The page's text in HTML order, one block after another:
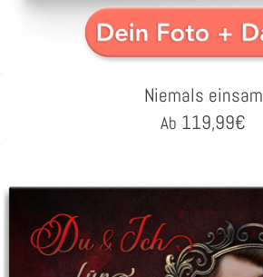
Niemals einsam
Ab 119,99€